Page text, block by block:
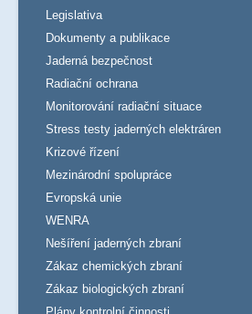
Legislativa
Dokumenty a publikace
Jaderná bezpečnost
Radiační ochrana
Monitorování radiační situace
Stress testy jaderných elektráren
Krizové řízení
Mezinárodní spolupráce
Evropská unie
WENRA
Nešíření jaderných zbraní
Zákaz chemických zbraní
Zákaz biologických zbraní